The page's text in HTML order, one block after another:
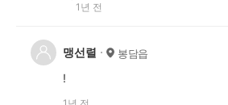
1년 전
맹선렬 봉담읍
!